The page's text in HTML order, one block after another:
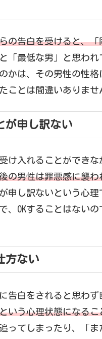
の告白を受けると、
「最低な男」と思わ
かは、その男性の性
ことは間違いありませ
が申し訳ない
け入れることができ
の男性は罪悪感に襲わ
申し訳ないという心
、OKすることはない
方ない
告白をされると思わず
いう心理状態になるこ
ってしまったり、「